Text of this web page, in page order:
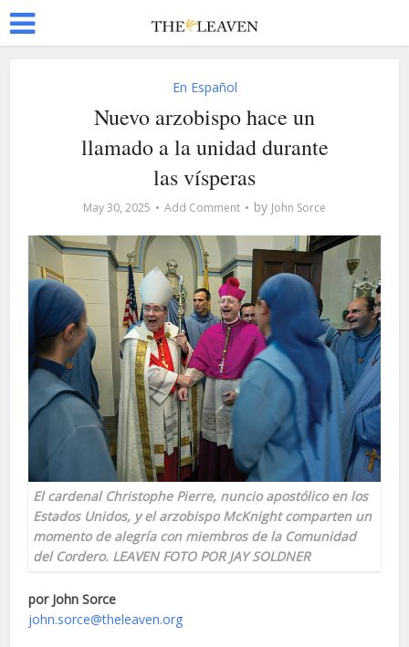
En Español
Nuevo arzobispo hace un
llamado a la unidad durante
las vísperas
May 30, 2025 Add Comment by John Sorce
El cardenal Christophe Pierre, nuncio apostólico en los
Estados Unidos, y el arzobispo McKnight comparten un
momento de alegría con miembros de la Comunidad
del Cordero. LEAVEN FOTO POR JAY SOLDNER
por John Sorce
john.sorce@theleaven.org